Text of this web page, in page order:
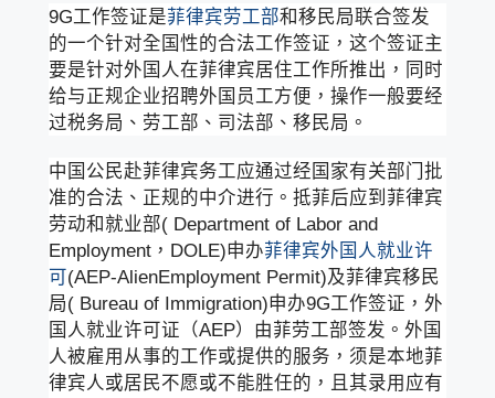
9G工作签证是菲律宾劳工部和移民局联合签发
的一个针对全国性的合法工作签证，这个签证主
要是针对外国人在菲律宾居住工作所推出，同时
给与正规企业招聘外国员工方便，操作一般要经
过税务局、劳工部、司法部、移民局。
中国公民赴菲律宾务工应通过经国家有关部门批
准的合法、正规的中介进行。抵菲后应到菲律宾
劳动和就业部( Department of Labor and
Employment，DOLE)申办菲律宾外国人就业许
可(AEP-AlienEmployment Permit)及菲律宾移民
局( Bureau of Immigration)申办9G工作签证，外
国人就业许可证（AEP）由菲劳工部签发。外国
人被雇用从事的工作或提供的服务，须是本地菲
律宾人或居民不愿或不能胜任的，且其录用应有